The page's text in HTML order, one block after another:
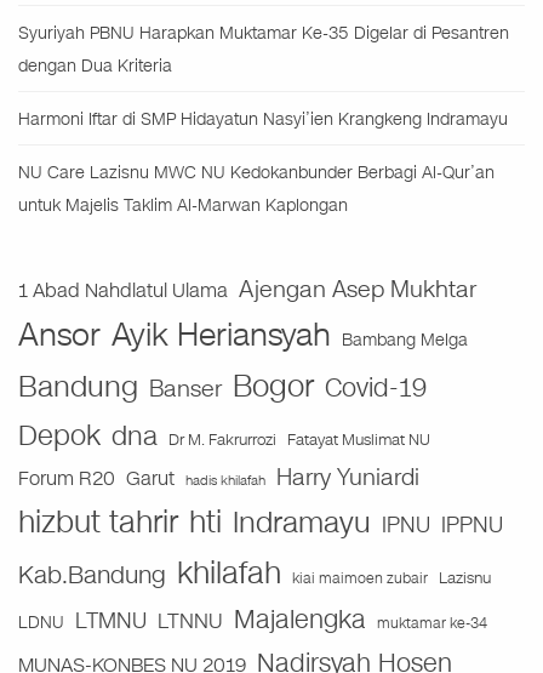
Syuriyah PBNU Harapkan Muktamar Ke-35 Digelar di Pesantren
dengan Dua Kriteria
Harmoni Iftar di SMP Hidayatun Nasyi’ien Krangkeng Indramayu
NU Care Lazisnu MWC NU Kedokanbunder Berbagi Al-Qur’an
untuk Majelis Taklim Al-Marwan Kaplongan
1 Abad Nahdlatul Ulama Ajengan Asep Mukhtar
Ansor Ayik Heriansyah Bambang Melga
Bandung Banser Bogor Covid-19
Depok dna Dr M. Fakrurrozi Fatayat Muslimat NU
Forum R20 Garut hadis khilafah Harry Yuniardi
hizbut tahrir hti Indramayu IPNU IPPNU
Kab.Bandung khilafah kiai maimoen zubair
Lazisnu
LDNU LTMNU LTNNU Majalengka muktamar ke-34
MUNAS-KONBES NU 2019 Nadirsyah Hosen